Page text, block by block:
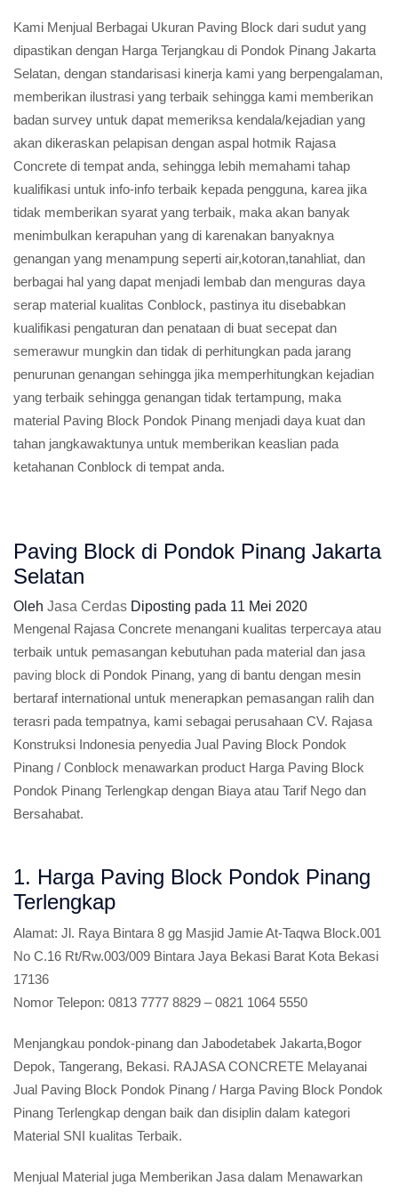
Kami Menjual Berbagai Ukuran Paving Block dari sudut yang
dipastikan dengan Harga Terjangkau di Pondok Pinang Jakarta
Selatan, dengan standarisasi kinerja kami yang berpengalaman,
memberikan ilustrasi yang terbaik sehingga kami memberikan
badan survey untuk dapat memeriksa kendala/kejadian yang
akan dikeraskan pelapisan dengan aspal hotmik Rajasa
Concrete di tempat anda, sehingga lebih memahami tahap
kualifikasi untuk info-info terbaik kepada pengguna, karea jika
tidak memberikan syarat yang terbaik, maka akan banyak
menimbulkan kerapuhan yang di karenakan banyaknya
genangan yang menampung seperti air,kotoran,tanahliat, dan
berbagai hal yang dapat menjadi lembab dan menguras daya
serap material kualitas Conblock, pastinya itu disebabkan
kualifikasi pengaturan dan penataan di buat secepat dan
semerawur mungkin dan tidak di perhitungkan pada jarang
penurunan genangan sehingga jika memperhitungkan kejadian
yang terbaik sehingga genangan tidak tertampung, maka
material Paving Block Pondok Pinang menjadi daya kuat dan
tahan jangkawaktunya untuk memberikan keaslian pada
ketahanan Conblock di tempat anda.
Paving Block di Pondok Pinang Jakarta
Selatan
Oleh Jasa Cerdas Diposting pada 11 Mei 2020
Mengenal Rajasa Concrete menangani kualitas terpercaya atau
terbaik untuk pemasangan kebutuhan pada material dan jasa
paving block di Pondok Pinang, yang di bantu dengan mesin
bertaraf international untuk menerapkan pemasangan ralih dan
terasri pada tempatnya, kami sebagai perusahaan CV. Rajasa
Konstruksi Indonesia penyedia Jual Paving Block Pondok
Pinang / Conblock menawarkan product Harga Paving Block
Pondok Pinang Terlengkap dengan Biaya atau Tarif Nego dan
Bersahabat.
1. Harga Paving Block Pondok Pinang
Terlengkap
Alamat: Jl. Raya Bintara 8 gg Masjid Jamie At-Taqwa Block.001
No C.16 Rt/Rw.003/009 Bintara Jaya Bekasi Barat Kota Bekasi
17136
Nomor Telepon: 0813 7777 8829 – 0821 1064 5550
Menjangkau pondok-pinang dan Jabodetabek Jakarta,Bogor
Depok, Tangerang, Bekasi. RAJASA CONCRETE Melayanai
Jual Paving Block Pondok Pinang / Harga Paving Block Pondok
Pinang Terlengkap dengan baik dan disiplin dalam kategori
Material SNI kualitas Terbaik.
Menjual Material juga Memberikan Jasa dalam Menawarkan